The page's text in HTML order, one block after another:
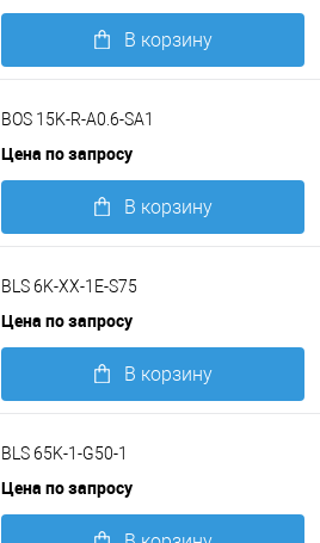
В корзину
BOS 15K-R-A0.6-SA1
Цена по запросу
В корзину
BLS 6K-XX-1E-S75
Цена по запросу
В корзину
BLS 65K-1-G50-1
Цена по запросу